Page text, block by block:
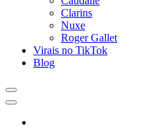
Clarins
Nuxe
Roger Gallet
Virais no TikTok
Blog